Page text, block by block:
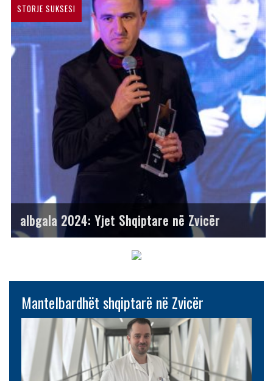
STORJE SUKSESI
albgala 2024: Yjet Shqiptare në Zvicër
Mantelbardhët shqiptarë në Zvicër